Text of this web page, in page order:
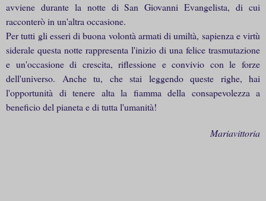
avviene durante la notte di San Giovanni Evangelista, di cui
racconterò in un'altra occasione.
Per tutti gli esseri di buona volontà armati di umiltà, sapienza e virtù
siderale questa notte rappresenta l'inizio di una felice trasmutazione
e un'occasione di crescita, riflessione e convivio con le forze
dell'universo. Anche tu, che stai leggendo queste righe, hai
l'opportunità di tenere alta la fiamma della consapevolezza a
beneficio del pianeta e di tutta l'umanità!
Mariavittoria